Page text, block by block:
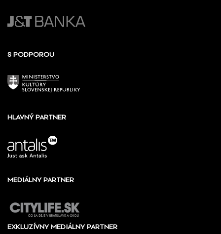
S PODPOROU
HLAVNÝ PARTNER
MEDIÁLNY PARTNER
EXKLUZÍVNY MEDIÁLNY PARTNER